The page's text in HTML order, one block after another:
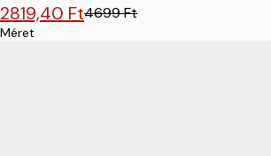
2819,40 Ft4699 Ft
Méret